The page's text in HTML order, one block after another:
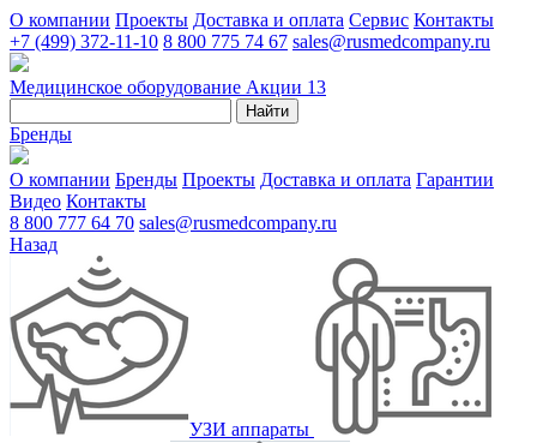
О компании Проекты Доставка и оплата Сервис Контакты
+7 (499) 372-11-10 8 800 775 74 67 sales@rusmedcompany.ru
Медицинское оборудование Акции 13
Найти
Бренды
О компании Бренды Проекты Доставка и оплата Гарантии
Видео Контакты
8 800 777 64 70 sales@rusmedcompany.ru
Назад
УЗИ аппараты